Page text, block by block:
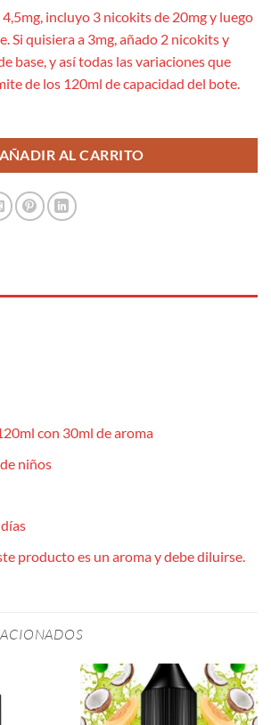
incluyo 3 nicokits de 20mg y luego
Si quisiera a 3mg, añado 2 nicokits y
base, y así todas las variaciones que
de los 120ml de capacidad del bote.
AÑADIR AL CARRITO
con 30ml de aroma
niños
producto es un aroma y debe diluirse.